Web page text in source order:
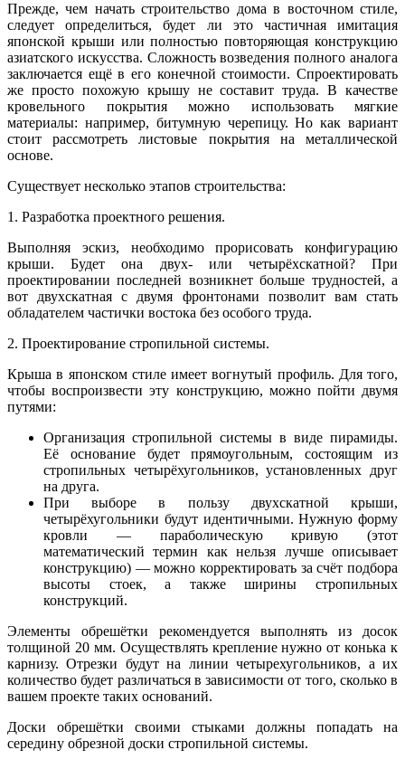
Прежде, чем начать строительство дома в восточном стиле,
следует определиться, будет ли это частичная имитация
японской крыши или полностью повторяющая конструкцию
азиатского искусства. Сложность возведения полного аналога
заключается ещё в его конечной стоимости. Спроектировать
же просто похожую крышу не составит труда. В качестве
кровельного покрытия можно использовать мягкие
материалы: например, битумную черепицу. Но как вариант
стоит рассмотреть листовые покрытия на металлической
основе.
Существует несколько этапов строительства:
1. Разработка проектного решения.
Выполняя эскиз, необходимо прорисовать конфигурацию
крыши. Будет она двух- или четырёхскатной? При
проектировании последней возникнет больше трудностей, а
вот двухскатная с двумя фронтонами позволит вам стать
обладателем частички востока без особого труда.
2. Проектирование стропильной системы.
Крыша в японском стиле имеет вогнутый профиль. Для того,
чтобы воспроизвести эту конструкцию, можно пойти двумя
путями:
Организация стропильной системы в виде пирамиды.
Её основание будет прямоугольным, состоящим из
стропильных четырёхугольников, установленных друг
на друга.
При выборе в пользу двухскатной крыши,
четырёхугольники будут идентичными. Нужную форму
кровли — параболическую кривую (этот
математический термин как нельзя лучше описывает
конструкцию) — можно корректировать за счёт подбора
высоты стоек, а также ширины стропильных
конструкций.
Элементы обрешётки рекомендуется выполнять из досок
толщиной 20 мм. Осуществлять крепление нужно от конька к
карнизу. Отрезки будут на линии четырехугольников, а их
количество будет различаться в зависимости от того, сколько в
вашем проекте таких оснований.
Доски обрешётки своими стыками должны попадать на
середину обрезной доски стропильной системы.